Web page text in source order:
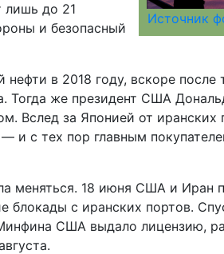
Источник
лишь до 21
и безопасный
в 2018 году, вскоре после
Тогда же президент США
Вслед за Японией от иранских
с тех пор главным
меняться. 18 июня США и Иран
с иранских портов.
США выдало лицензию,